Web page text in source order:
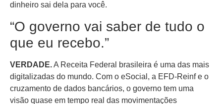
dinheiro sai dela para você.
“O governo vai saber de tudo o
que eu recebo.”
VERDADE.A Receita Federal brasileira é uma das mais
digitalizadas do mundo. Com o eSocial, a EFD-Reinf e o
cruzamento de dados bancários, o governo tem uma
visão quase em tempo real das movimentações